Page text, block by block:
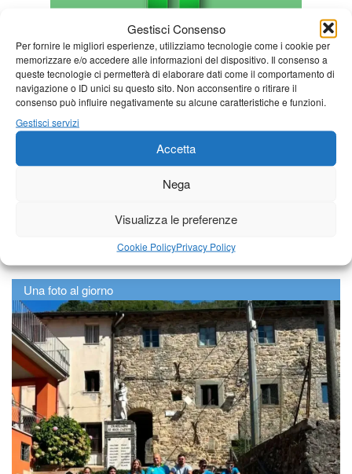
Gestisci Consenso
Per fornire le migliori esperienze, utilizziamo tecnologie come i cookie per
memorizzare e/o accedere alle informazioni del dispositivo. Il consenso a
queste tecnologie ci permetterà di elaborare dati come il comportamento di
navigazione o ID unici su questo sito. Non acconsentire o ritirare il
consenso può influire negativamente su alcune caratteristiche e funzioni.
Gestisci servizi
Accetta
Nega
Visualizza le preferenze
Cookie PolicyPrivacy Policy
Una foto al giorno